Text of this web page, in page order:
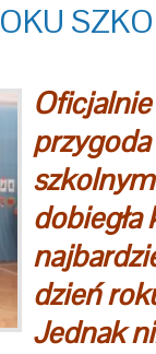
przygoda
dobiegła
dzień
Jednak